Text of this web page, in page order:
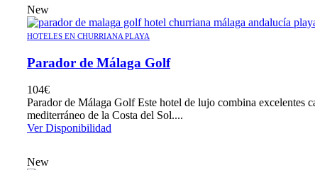
New
HOTELES EN CHURRIANA PLAYA
Parador de Málaga Golf
104€
Parador de Málaga Golf Este hotel de lujo combina excelentes
mediterráneo de la Costa del Sol....
Ver Disponibilidad
New